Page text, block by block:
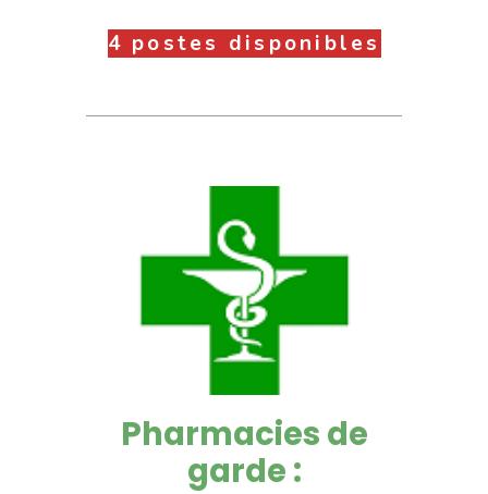
4 postes disponibles
Pharmacies de
garde :